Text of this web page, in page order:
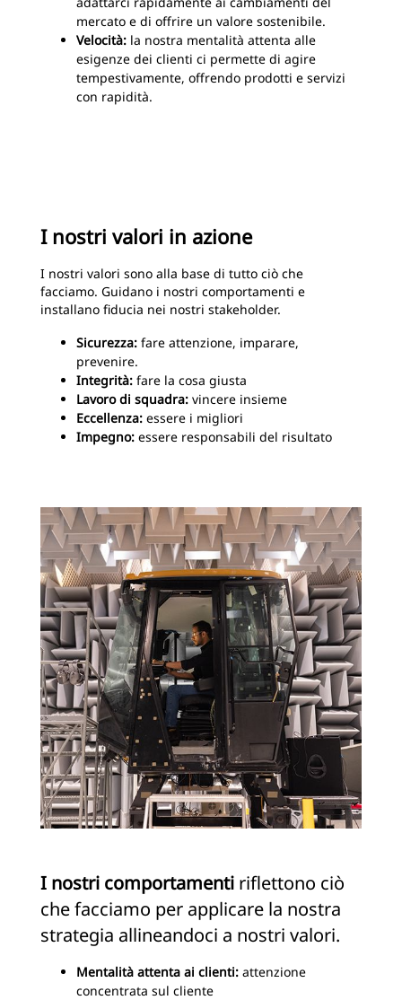
mercato e di offrire un valore sostenibile.
Velocità: la nostra mentalità attenta alle
esigenze dei clienti ci permette di agire
tempestivamente, offrendo prodotti e servizi
con rapidità.
I nostri valori in azione
I nostri valori sono alla base di tutto ciò che
facciamo. Guidano i nostri comportamenti e
installano fiducia nei nostri stakeholder.
Sicurezza: fare attenzione, imparare,
prevenire.
Integrità: fare la cosa giusta
Lavoro di squadra: vincere insieme
Eccellenza: essere i migliori
Impegno: essere responsabili del risultato
I nostri comportamenti riflettono ciò
che facciamo per applicare la nostra
strategia allineandoci a nostri valori.
Mentalità attenta ai clienti: attenzione
concentrata sul cliente